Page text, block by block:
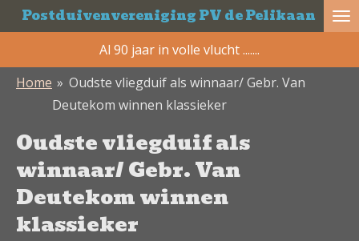
Ga
de
hoofdinhoud
Postduivenvereniging PV de Pelikaan
Al 90 jaar in volle vlucht .......
Home » Oudste vliegduif als winnaar/ Gebr. Van
Deutekom winnen klassieker
Oudste vliegduif als
winnaar/ Gebr. Van
Deutekom winnen
klassieker